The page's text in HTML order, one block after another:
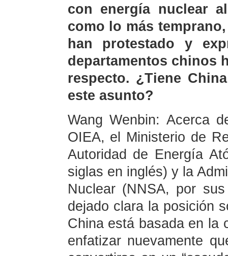
con energía nuclear
como lo más
han protestado y
departamentos chinos
respecto. ¿Tiene
este asunto?
Wang Wenbin: Acerca
OIEA, el Ministerio de
Autoridad de Energía
siglas en inglés) y la
Nuclear (NNSA, por
dejado clara la posición
China está basada en la
enfatizar nuevamente